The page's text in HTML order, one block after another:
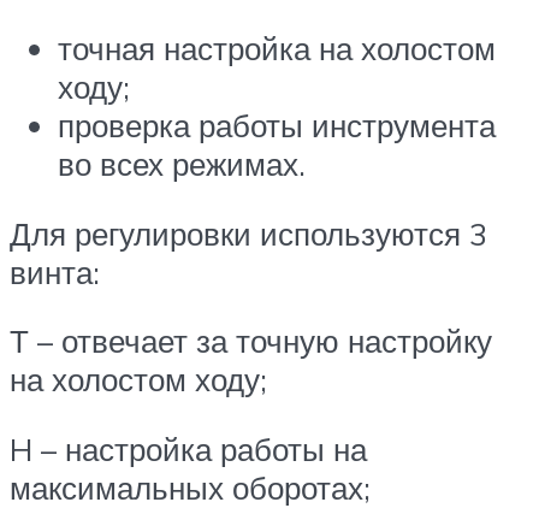
точная настройка на холостом
ходу;
проверка работы инструмента
во всех режимах.
Для регулировки используются 3
винта:
Т – отвечает за точную настройку
на холостом ходу;
H – настройка работы на
максимальных оборотах;